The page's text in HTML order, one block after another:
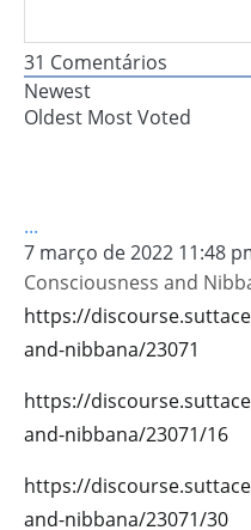
31 Comentários
Newest
Oldest Most Voted
...
7 março de 2022 11:48
Consciousness and
https://
and-nibbana/23071
https://
and-nibbana/23071/16
https://
and-nibbana/23071/30